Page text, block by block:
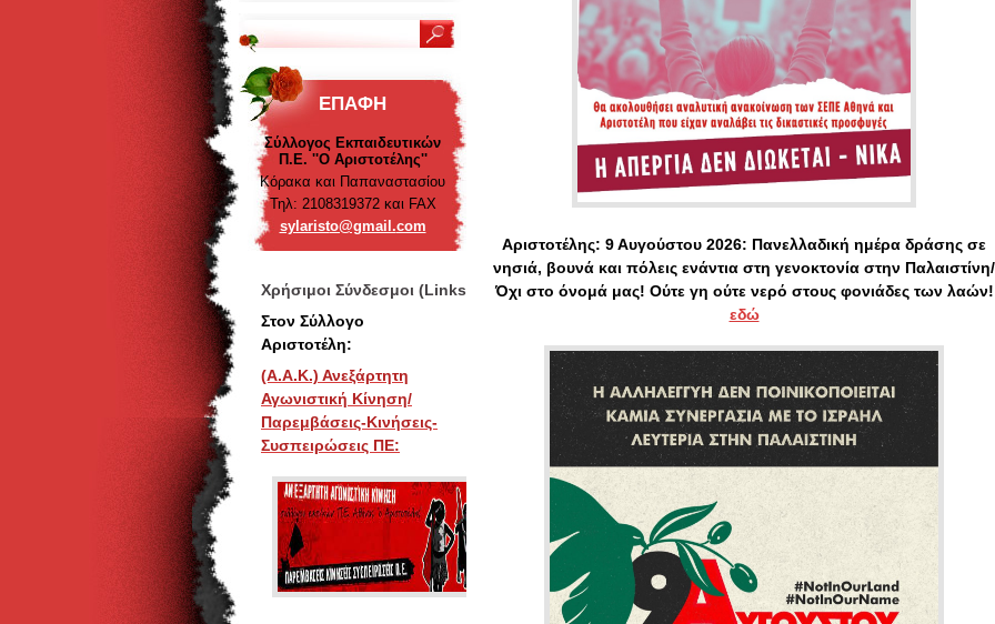
Αριστοτέλης: 9 Αυγούστου 2026: Πανελλαδική ημέρα δράσης σε
νησιά, βουνά και πόλεις ενάντια στη γενοκτονία στην Παλαιστίνη/
Όχι στο όνομά μας! Ούτε γη ούτε νερό στους φονιάδες των λαών!
εδώ
ΕΠΑΦΉ
Σύλλογος Εκπαιδευτικών
Π.Ε. ''Ο Αριστοτέλης''
Κόρακα και Παπαναστασίου
Τηλ: 2108319372 και FAX
sylaristo@gmail.com
Χρήσιμοι Σύνδεσμοι (Links):
Στον Σύλλογο
Αριστοτέλη:
(Α.Α.Κ.) Ανεξάρτητη
Αγωνιστική Κίνηση/
Παρεμβάσεις-Κινήσεις-
Συσπειρώσεις ΠΕ: